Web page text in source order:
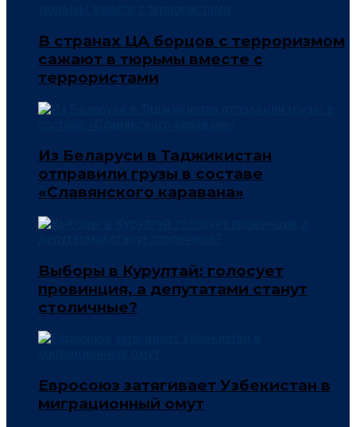
В странах ЦА борцов с терроризмом
сажают в тюрьмы вместе с
террористами
Из Беларуси в Таджикистан
отправили грузы в составе
«Славянского каравана»
Выборы в Курултай: голосует
провинция, а депутатами станут
столичные?
Евросоюз затягивает Узбекистан в
миграционный омут